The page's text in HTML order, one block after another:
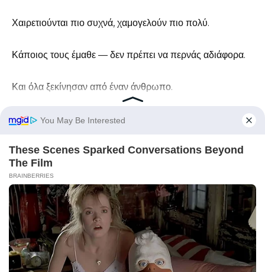
Χαιρετιούνται πιο συχνά, χαμογελούν πιο πολύ.
Κάποιος τους έμαθε — δεν πρέπει να περνάς αδιάφορα.
Και όλα ξεκίνησαν από έναν άνθρωπο.
Τον Τιμούρ.
Που δεν έφυγε.
Που δεν εγκατέλειψε.
Που έγινε απαραίτητος.
Τώρα στο σπίτι της Ρανίγια έχει πάντα ζέστη.